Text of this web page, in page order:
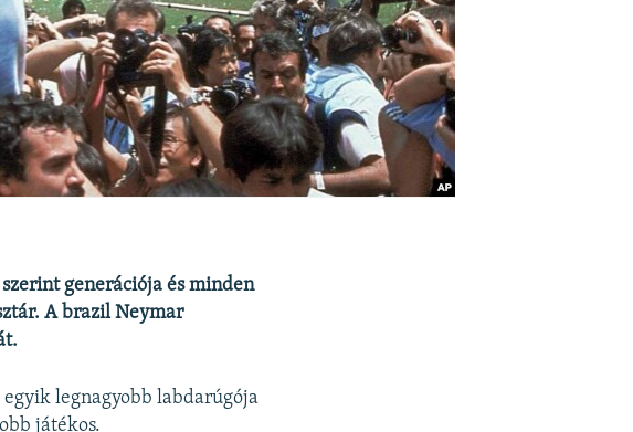
generációja és minden
A brazil Neymar
legnagyobb labdarúgója
játékos.